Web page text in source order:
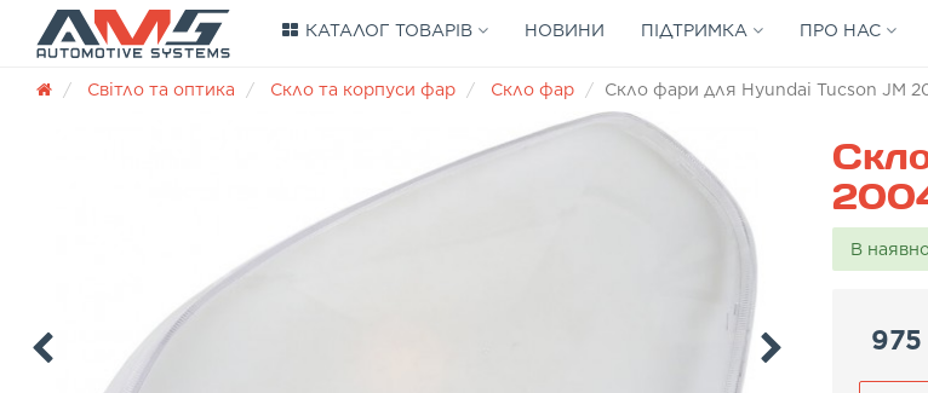
КАТАЛОГ ТОВАРІВ НОВИНИ ПІДТРИМКА ПРО НАС
Світло та оптика Скло та корпуси фар Скло фар Скло фари для Hyundai Tucson JM
В
975